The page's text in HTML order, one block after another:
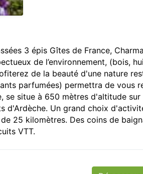
3 épis Gîtes de France,
de l’environnement, (bois,
de la beauté d'une nature
parfumées) permettra de vous
se situe à 650 mètres d'altitude sur
d'Ardèche. Un grand choix
25 kilomètres. Des coins de
VTT.